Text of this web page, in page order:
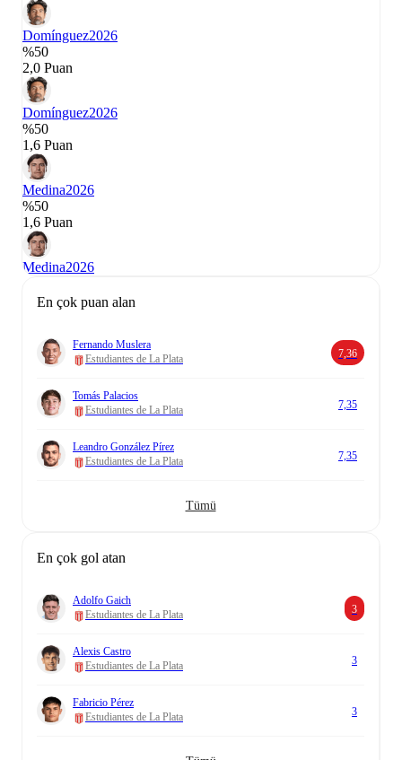
Domínguez2026
%50
2,0 Puan
Domínguez2026
%50
1,6 Puan
Medina2026
%50
1,6 Puan
Medina2026
En çok puan alan
Fernando Muslera
Estudiantes de La Plata
7,36
Tomás Palacios
Estudiantes de La Plata
7,35
Leandro González Pírez
Estudiantes de La Plata
7,35
Tümü
En çok gol atan
Adolfo Gaich
Estudiantes de La Plata
3
Alexis Castro
Estudiantes de La Plata
3
Fabricio Pérez
Estudiantes de La Plata
3